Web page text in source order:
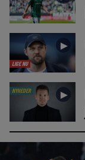
LIGE NU
►
NYHEDER ►